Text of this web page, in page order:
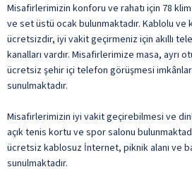
Misafirlerimizin konforu ve rahatı için 78
ve set üstü ocak bulunmaktadır. Kablolu
ücretsizdir, iyi vakit geçirmeniz için akıllı
kanalları vardır. Misafirlerimize masa, ayrı
ücretsiz şehir içi telefon görüşmesi
sunulmaktadır.
Misafirlerimizin iyi vakit geçirebilmesi ve
açık tenis kortu ve spor salonu
ücretsiz kablosuz İnternet, piknik alanı ve
sunulmaktadır.